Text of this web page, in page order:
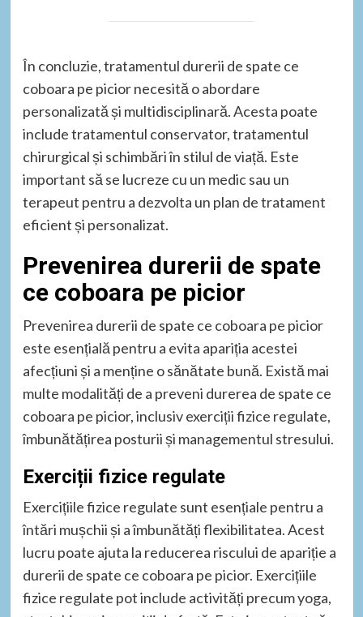
În concluzie, tratamentul durerii de spate ce
coboara pe picior necesită o abordare
personalizată și multidisciplinară. Acesta poate
include tratamentul conservator, tratamentul
chirurgical și schimbări în stilul de viață. Este
important să se lucreze cu un medic sau un
terapeut pentru a dezvolta un plan de tratament
eficient și personalizat.
Prevenirea durerii de spate
ce coboara pe picior
Prevenirea durerii de spate ce coboara pe picior
este esențială pentru a evita apariția acestei
afecțiuni și a menține o sănătate bună. Există mai
multe modalități de a preveni durerea de spate ce
coboara pe picior, inclusiv exerciții fizice regulate,
îmbunătățirea posturii și managementul stresului.
Exerciții fizice regulate
Exercițiile fizice regulate sunt esențiale pentru a
întări mușchii și a îmbunătăți flexibilitatea. Acest
lucru poate ajuta la reducerea riscului de apariție a
durerii de spate ce coboara pe picior. Exercițiile
fizice regulate pot include activități precum yoga,